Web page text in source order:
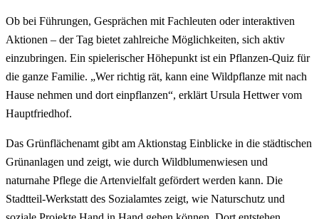
Ob bei Führungen, Gesprächen mit Fachleuten oder interaktiven
Aktionen – der Tag bietet zahlreiche Möglichkeiten, sich aktiv
einzubringen. Ein spielerischer Höhepunkt ist ein Pflanzen-Quiz für
die ganze Familie. „Wer richtig rät, kann eine Wildpflanze mit nach
Hause nehmen und dort einpflanzen“, erklärt Ursula Hettwer vom
Hauptfriedhof.
Das Grünflächenamt gibt am Aktionstag Einblicke in die städtischen
Grünanlagen und zeigt, wie durch Wildblumenwiesen und
naturnahe Pflege die Artenvielfalt gefördert werden kann. Die
Stadtteil-Werkstatt des Sozialamtes zeigt, wie Naturschutz und